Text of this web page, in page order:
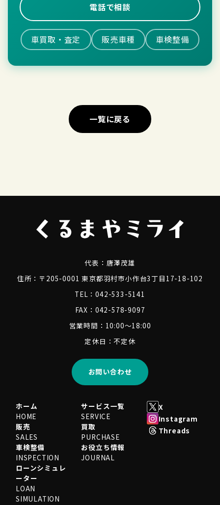
電話で相談
車買取・査定 販売車種 車検整備
一覧に戻る
代表： 唐澤茂雄
住所：〒205-0001 東京都羽村市小作台3丁目17-18-102
TEL：042-533-5141
FAX：042-578-9097
営業時間：10:00～18:00
定休日：不定休
お問い合わせ
ホーム
HOME
販売
SALES
車検整備
INSPECTION
ローンシミュレ
ーター
LOAN
SIMULATION
サービス一覧
SERVICE
買取
PURCHASE
お役立ち情報
JOURNAL
X
Instagram
Threads